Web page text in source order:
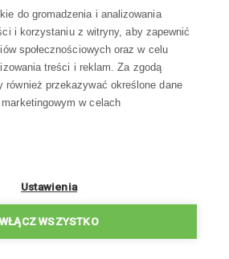
Pon-Pt 8:00—17:00
do gromadzenia i analizowania
i korzystaniu z witryny, aby zapewnić
społecznościowych oraz w celu
treści i reklam. Za zgodą
również przekazywać określone dane
w celach
Ustawienia
WŁĄCZ WSZYSTKO